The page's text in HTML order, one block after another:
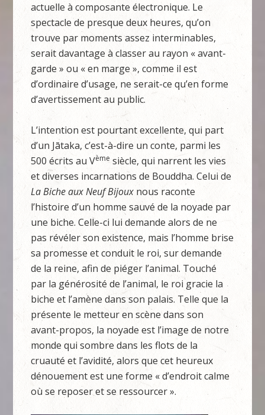
actuelle à composante électronique. Le
spectacle de presque deux heures, qu’on
trouve par moments assez interminables,
serait davantage à classer au rayon « avant-
garde » ou « en marge », comme il est
d’ordinaire d’usage, ne serait-ce qu’en forme
d’avertissement au public.
L’intention est pourtant excellente, qui part
d’un Jātaka, c’est-à-dire un conte, parmi les
500 écrits au Vème siècle, qui narrent les vies
et diverses incarnations de Bouddha. Celui de
La Biche aux Neuf Bijoux nous raconte
l’histoire d’un homme sauvé de la noyade par
une biche. Celle-ci lui demande alors de ne
pas révéler son existence, mais l’homme brise
sa promesse et conduit le roi, sur demande
de la reine, afin de piéger l’animal. Touché
par la générosité de l’animal, le roi gracie la
biche et l’amène dans son palais. Telle que la
présente le metteur en scène dans son
avant-propos, la noyade est l’image de notre
monde qui sombre dans les flots de la
cruauté et l’avidité, alors que cet heureux
dénouement est une forme « d’endroit calme
où se reposer et se ressourcer ».